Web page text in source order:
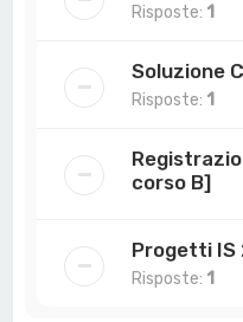
Risposte: 1
Soluzione
Risposte: 1
corso B]
Progetti IS
Risposte: 1